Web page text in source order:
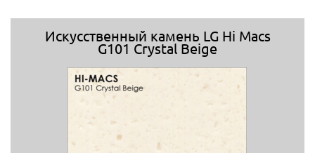
Искусственный камень LG Hi Macs
G101 Crystal Beige